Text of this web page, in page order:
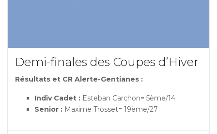
Demi-finales des Coupes d’Hiver
Résultats et CR Alerte-Gentianes :
Indiv Cadet : Esteban Carchon= 5ème/14
Senior : Maxime Trosset= 19ème/27